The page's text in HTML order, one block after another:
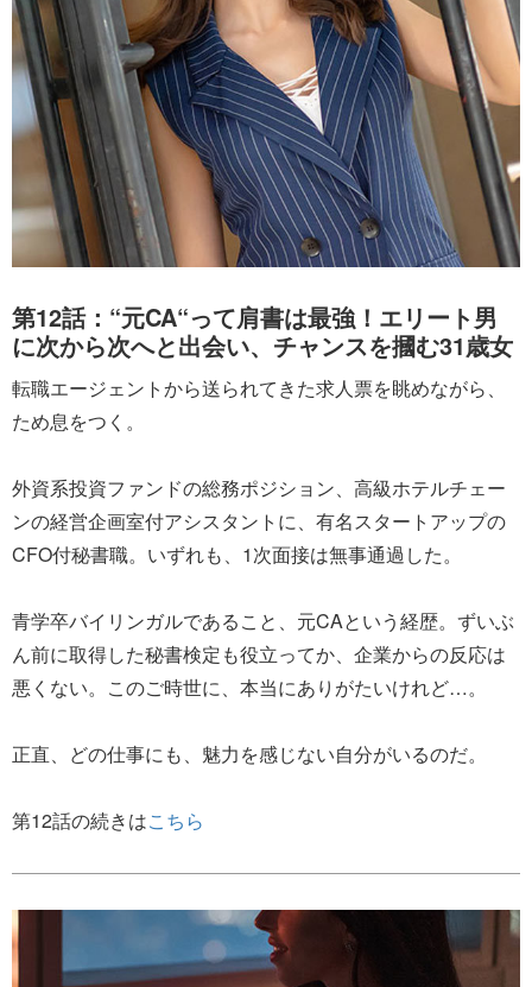
第12話：“元CA“って肩書は最強！エリート男
に次から次へと出会い、チャンスを摑む31歳女
転職エージェントから送られてきた求人票を眺めながら、
ため息をつく。
外資系投資ファンドの総務ポジション、高級ホテルチェー
ンの経営企画室付アシスタントに、有名スタートアップの
CFO付秘書職。いずれも、1次面接は無事通過した。
青学卒バイリンガルであること、元CAという経歴。ずいぶ
ん前に取得した秘書検定も役立ってか、企業からの反応は
悪くない。このご時世に、本当にありがたいけれど…。
正直、どの仕事にも、魅力を感じない自分がいるのだ。
第12話の続きはこちら